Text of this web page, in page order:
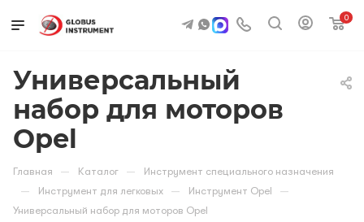
0
Универсальный
набор для моторов
Opel
Главная — Каталог — Инструмент специального назначения
— Инструмент для легковых — Инструмент Opel —
Универсальный набор для моторов Opel